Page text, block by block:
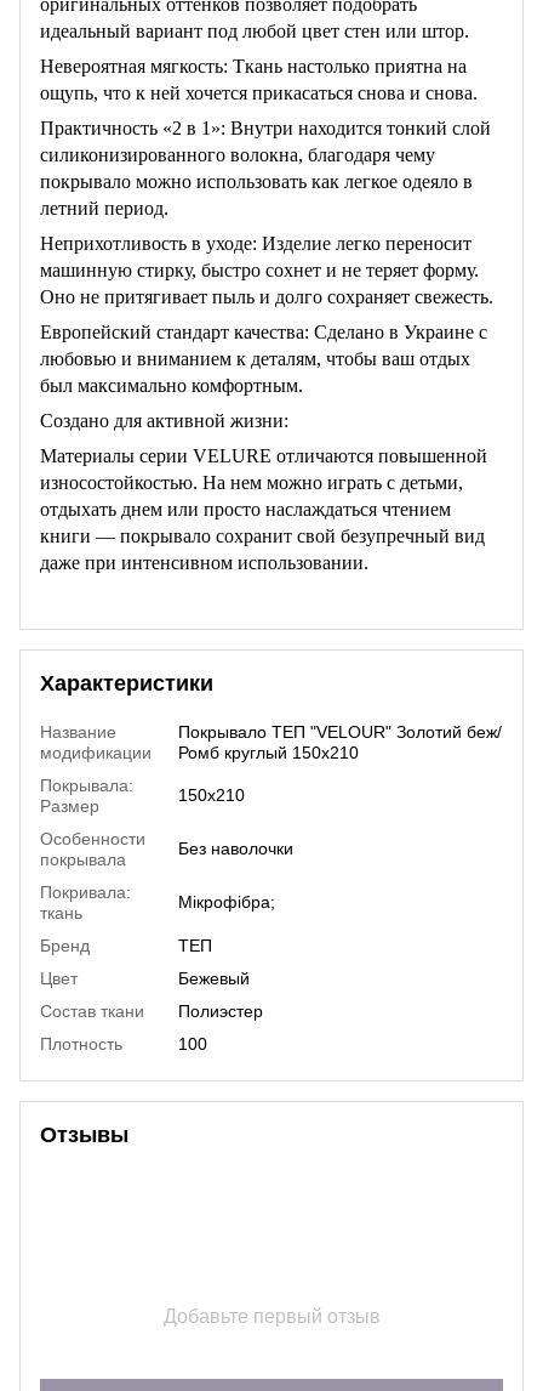
идеальный вариант под любой цвет стен или штор.
Невероятная мягкость: Ткань настолько приятна на
ощупь, что к ней хочется прикасаться снова и снова.
Практичность «2 в 1»: Внутри находится тонкий слой
силиконизированного волокна, благодаря чему
покрывало можно использовать как легкое одеяло в
летний период.
Неприхотливость в уходе: Изделие легко переносит
машинную стирку, быстро сохнет и не теряет форму.
Оно не притягивает пыль и долго сохраняет свежесть.
Европейский стандарт качества: Сделано в Украине с
любовью и вниманием к деталям, чтобы ваш отдых
был максимально комфортным.
Создано для активной жизни:
Материалы серии VELURE отличаются повышенной
износостойкостью. На нем можно играть с детьми,
отдыхать днем или просто наслаждаться чтением
книги — покрывало сохранит свой безупречный вид
даже при интенсивном использовании.
Характеристики
Название
модификации
Покрывало ТЕП "VELOUR" Золотий беж/
Ромб круглый 150х210
Покрывала:
Размер
150х210
Особенности
покрывала
Без наволочки
Покривала:
ткань
Мікрофібра;
Бренд
ТЕП
Цвет
Бежевый
Состав ткани
Полиэстер
Плотность
100
Отзывы
Добавьте первый отзыв